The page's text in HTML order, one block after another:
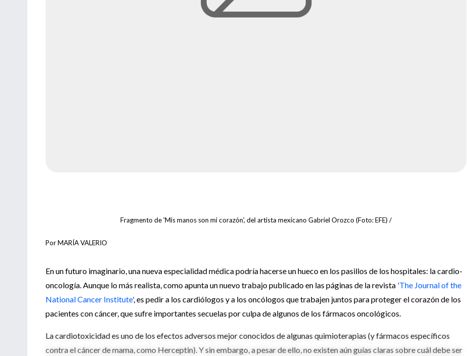
Fragmento de 'Mis manos son mi corazón', del artista mexicano Gabriel Orozco (Foto: EFE) /
Por MARÍA VALERIO
En un futuro imaginario, una nueva especialidad médica podría hacerse un hueco en los pasillos de los hospitales: la cardio-
oncología. Aunque lo más realista, como apunta un nuevo trabajo publicado en las páginas de la revista 'The Journal of the
National Cancer Institute', es pedir a los cardiólogos y a los oncólogos que trabajen juntos para proteger el corazón de los
pacientes con cáncer, que sufre importantes secuelas por culpa de algunos de los fármacos oncológicos.
La cardiotoxicidad es uno de los efectos adversos mejor conocidos de algunas quimioterapias (y fármacos específicos
contra el cáncer de mama, como Herceptin). Y sin embargo, a pesar de ello, no existen aún guías claras sobre cuál debe ser